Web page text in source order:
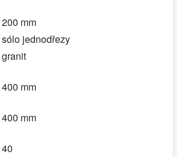
200 mm
sólo jednodřezy
granit
400 mm
400 mm
40